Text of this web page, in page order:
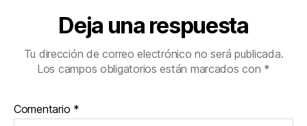
Deja una respuesta
Tu dirección de correo electrónico no será publicada.
Los campos obligatorios están marcados con *
Comentario *